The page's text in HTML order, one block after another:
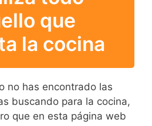
que
la cocina
no has encontrado las
buscando para la cocina,
que en esta página web